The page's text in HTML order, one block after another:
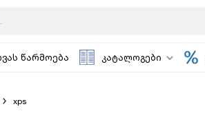
წარმოება კატალოგები
xps